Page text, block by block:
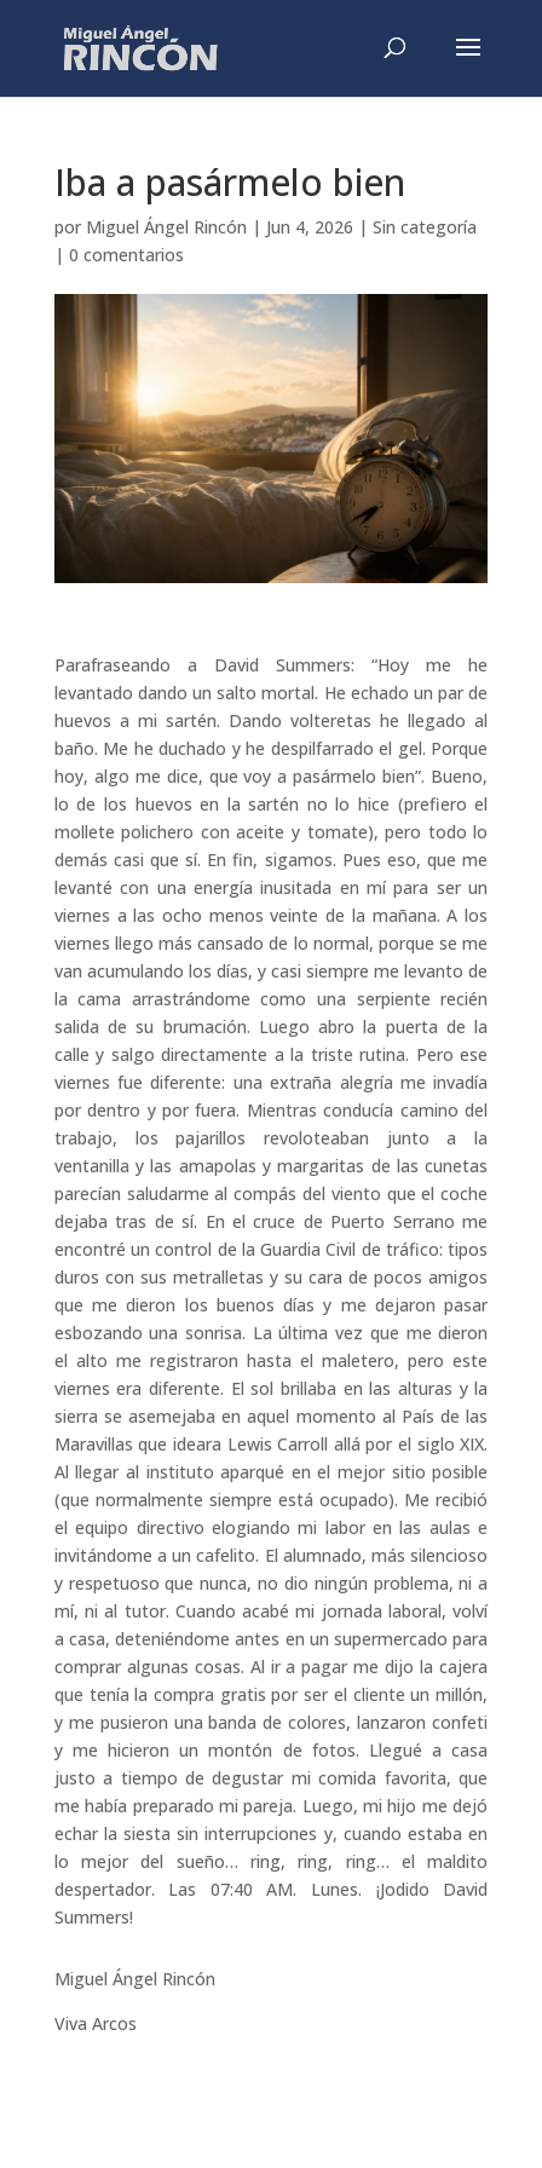
Iba a pasármelo bien
por Miguel Ángel Rincón | Jun 4, 2026 | Sin categoría
| 0 comentarios
Parafraseando a David Summers: “Hoy me he
levantado dando un salto mortal. He echado un par de
huevos a mi sartén. Dando volteretas he llegado al
baño. Me he duchado y he despilfarrado el gel. Porque
hoy, algo me dice, que voy a pasármelo bien”. Bueno,
lo de los huevos en la sartén no lo hice (prefiero el
mollete polichero con aceite y tomate), pero todo lo
demás casi que sí. En fin, sigamos. Pues eso, que me
levanté con una energía inusitada en mí para ser un
viernes a las ocho menos veinte de la mañana. A los
viernes llego más cansado de lo normal, porque se me
van acumulando los días, y casi siempre me levanto de
la cama arrastrándome como una serpiente recién
salida de su brumación. Luego abro la puerta de la
calle y salgo directamente a la triste rutina. Pero ese
viernes fue diferente: una extraña alegría me invadía
por dentro y por fuera. Mientras conducía camino del
trabajo, los pajarillos revoloteaban junto a la
ventanilla y las amapolas y margaritas de las cunetas
parecían saludarme al compás del viento que el coche
dejaba tras de sí. En el cruce de Puerto Serrano me
encontré un control de la Guardia Civil de tráfico: tipos
duros con sus metralletas y su cara de pocos amigos
que me dieron los buenos días y me dejaron pasar
esbozando una sonrisa. La última vez que me dieron
el alto me registraron hasta el maletero, pero este
viernes era diferente. El sol brillaba en las alturas y la
sierra se asemejaba en aquel momento al País de las
Maravillas que ideara Lewis Carroll allá por el siglo XIX.
Al llegar al instituto aparqué en el mejor sitio posible
(que normalmente siempre está ocupado). Me recibió
el equipo directivo elogiando mi labor en las aulas e
invitándome a un cafelito. El alumnado, más silencioso
y respetuoso que nunca, no dio ningún problema, ni a
mí, ni al tutor. Cuando acabé mi jornada laboral, volví
a casa, deteniéndome antes en un supermercado para
comprar algunas cosas. Al ir a pagar me dijo la cajera
que tenía la compra gratis por ser el cliente un millón,
y me pusieron una banda de colores, lanzaron confeti
y me hicieron un montón de fotos. Llegué a casa
justo a tiempo de degustar mi comida favorita, que
me había preparado mi pareja. Luego, mi hijo me dejó
echar la siesta sin interrupciones y, cuando estaba en
lo mejor del sueño… ring, ring, ring… el maldito
despertador. Las 07:40 AM. Lunes. ¡Jodido David
Summers!
Miguel Ángel Rincón
Viva Arcos